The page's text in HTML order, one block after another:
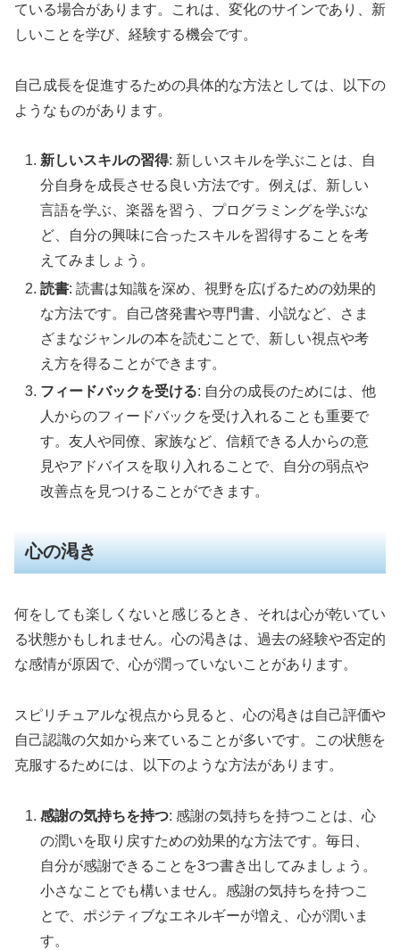
ている場合があります。これは、変化のサインであり、新
しいことを学び、経験する機会です。
自己成長を促進するための具体的な方法としては、以下の
ようなものがあります。
新しいスキルの習得: 新しいスキルを学ぶことは、自
分自身を成長させる良い方法です。例えば、新しい
言語を学ぶ、楽器を習う、プログラミングを学ぶな
ど、自分の興味に合ったスキルを習得することを考
えてみましょう。
読書: 読書は知識を深め、視野を広げるための効果的
な方法です。自己啓発書や専門書、小説など、さま
ざまなジャンルの本を読むことで、新しい視点や考
え方を得ることができます。
フィードバックを受ける: 自分の成長のためには、他
人からのフィードバックを受け入れることも重要で
す。友人や同僚、家族など、信頼できる人からの意
見やアドバイスを取り入れることで、自分の弱点や
改善点を見つけることができます。
心の渇き
何をしても楽しくないと感じるとき、それは心が乾いてい
る状態かもしれません。心の渇きは、過去の経験や否定的
な感情が原因で、心が潤っていないことがあります。
スピリチュアルな視点から見ると、心の渇きは自己評価や
自己認識の欠如から来ていることが多いです。この状態を
克服するためには、以下のような方法があります。
感謝の気持ちを持つ: 感謝の気持ちを持つことは、心
の潤いを取り戻すための効果的な方法です。毎日、
自分が感謝できることを3つ書き出してみましょう。
小さなことでも構いません。感謝の気持ちを持つこ
とで、ポジティブなエネルギーが増え、心が潤いま
す。